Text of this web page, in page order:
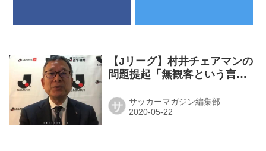
【Jリーグ】村井チェアマンの
問題提起「無観客という言葉
か」
サ サッカーマガジン編集部